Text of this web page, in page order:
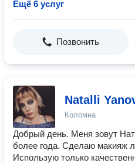
Ещё 6 услуг
Позвонить
Natalli
Коломна
Добрый день. Меня зовут
более года. Сделаю макияж
Использую только